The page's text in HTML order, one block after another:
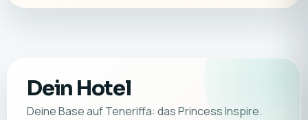
Dein Hotel
Deine Base auf Teneriffa: das Princess Inspire.